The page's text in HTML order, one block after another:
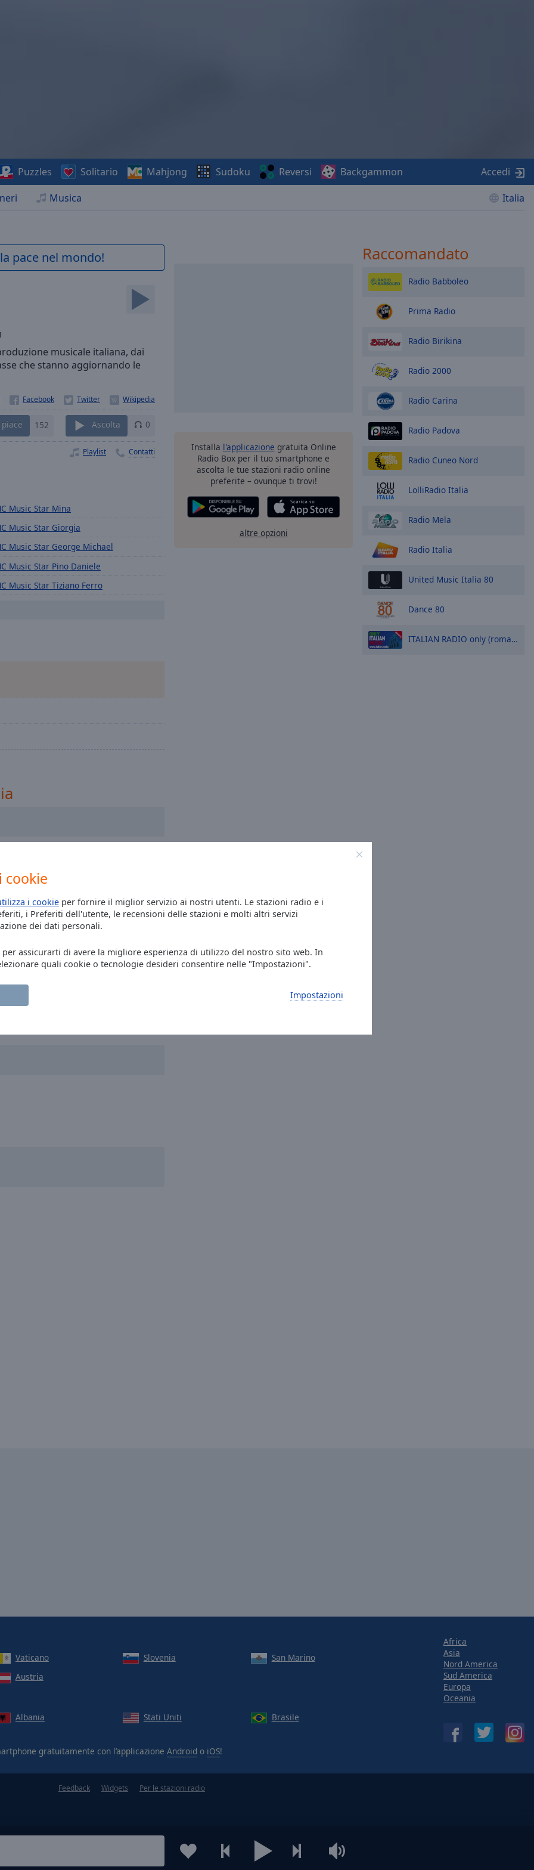
cookie
i cookie per fornire il miglior servizio ai nostri utenti. Le stazioni radio e i
i Preferiti dell'utente, le recensioni delle stazioni e molti altri servizi
dei dati personali.
per assicurarti di avere la migliore esperienza di utilizzo del nostro sito web. In
quali cookie o tecnologie desideri consentire nelle "Impostazioni".
Impostazioni
Musica Italia
Puzzles Solitario Mahjong Sudoku Reversi Backgammon Accedi
pace nel mondo!
musicale italiana, dai
che stanno aggiornando le
152 Ascolta 0
Playlist Contatti
Music Star Mina
Music Star Giorgia
Music Star George Michael
Music Star Pino Daniele
Music Star Tiziano Ferro
Summer
Installa l'applicazione gratuita Online
Radio Box per il tuo smartphone e
ascolta le tue stazioni radio online
preferite – ovunque ti trovi!
altre opzioni
Raccomandato
Radio Babboleo
Prima Radio
Radio Birikina
Radio 2000
Radio Carina
Radio Padova
Radio Cuneo Nord
LolliRadio Italia
Radio Mela
Radio Italia
United Music Italia 80
Dance 80
ITALIAN RADIO only (romantic) Italian Music
Vaticano Slovenia
San Marino
Austria
Albania Stati Uniti Brasile
gratuitamente con l’applicazione Android o iOS!
Africa
Asia
Nord America
Sud America
Europa
Oceania
Feedback Widgets Per le stazioni radio